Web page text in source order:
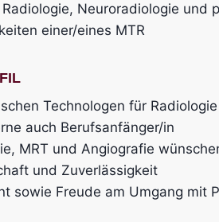
Neuroradiologie und
einer/eines MTR
Technologen für
auch Berufsanfänger/in
MRT und Angiografie
und Zuverlässigkeit
sowie Freude am Umgang mit